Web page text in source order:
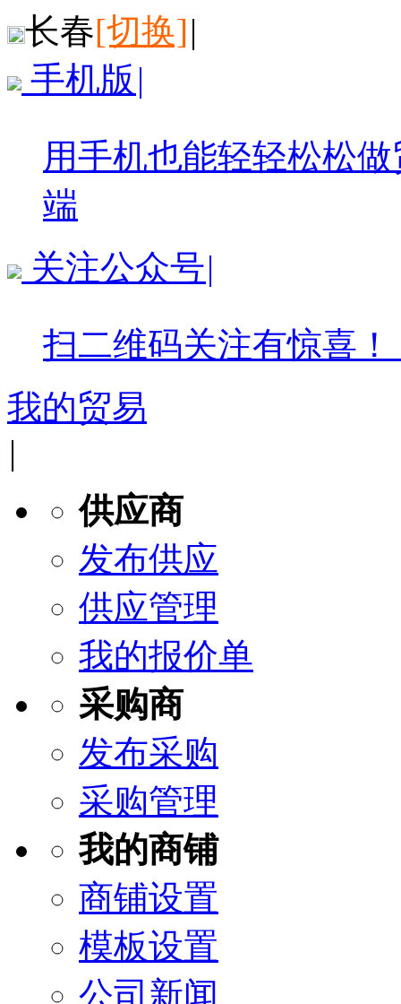
长春[切换]|
手机版 |
用手机也能轻轻松松
端
关注公众号|
扫二维码关注有惊喜！
我的贸易
|
供应商
发布供应
供应管理
我的报价单
采购商
发布采购
采购管理
我的商铺
商铺设置
模板设置
公司新闻